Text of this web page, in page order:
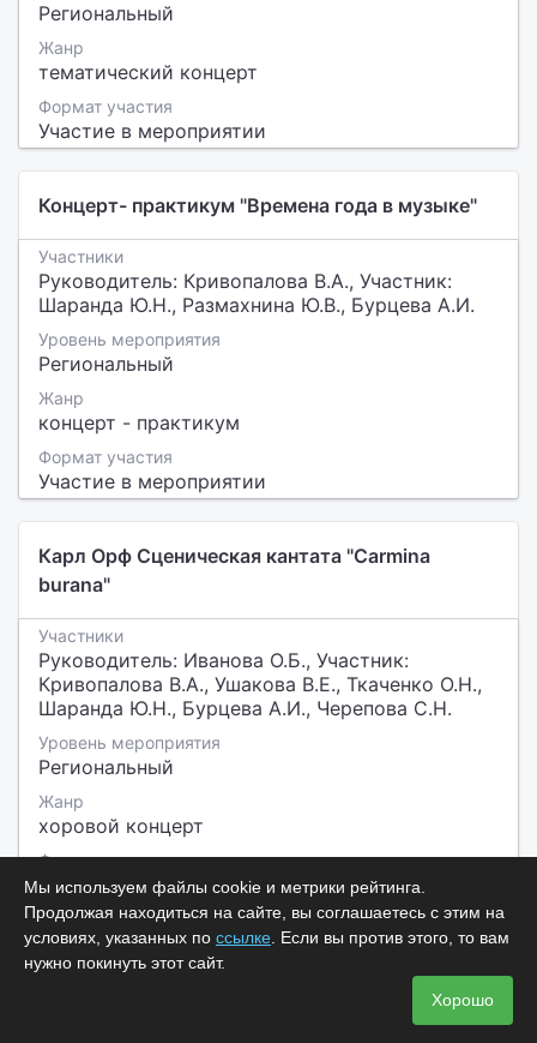
Региональный
Жанр
тематический концерт
Формат участия
Участие в мероприятии
Концерт- практикум "Времена года в музыке"
Участники
Руководитель: Кривопалова В.А., Участник:
Шаранда Ю.Н., Размахнина Ю.В., Бурцева А.И.
Уровень мероприятия
Региональный
Жанр
концерт - практикум
Формат участия
Участие в мероприятии
Карл Орф Сценическая кантата "Carmina
burana"
Участники
Руководитель: Иванова О.Б., Участник:
Кривопалова В.А., Ушакова В.Е., Ткаченко О.Н.,
Шаранда Ю.Н., Бурцева А.И., Черепова С.Н.
Уровень мероприятия
Региональный
Жанр
хоровой концерт
Формат участия
Участие в мероприятии
Встречаем Рождество
Мы используем файлы cookie и метрики рейтинга.
Продолжая находиться на сайте, вы соглашаетесь с этим на
условиях, указанных по ссылке . Если вы против этого, то вам
нужно покинуть этот сайт.
Хорошо